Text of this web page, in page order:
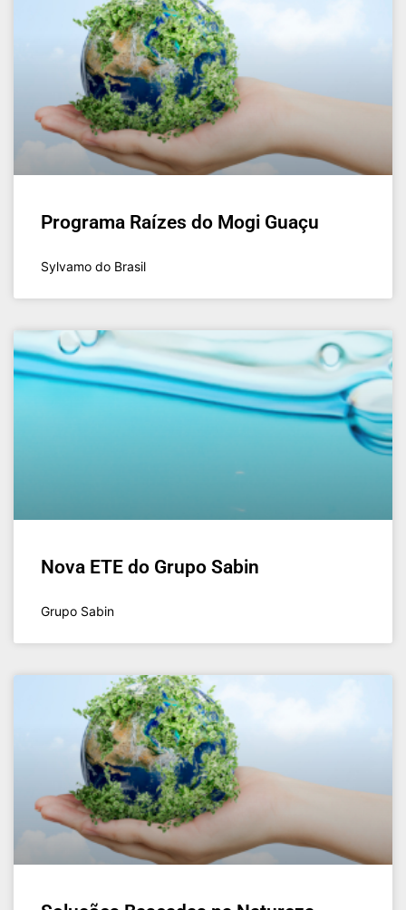
Programa Raízes do Mogi Guaçu
Sylvamo do Brasil
Nova ETE do Grupo Sabin
Grupo Sabin